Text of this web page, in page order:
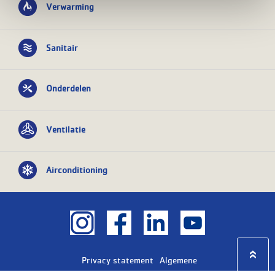
Verwarming
Sanitair
Onderdelen
Ventilatie
Airconditioning
Privacy statement
Algemene